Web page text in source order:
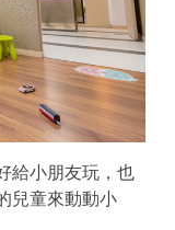
給小朋友玩，也
兒童來動動小